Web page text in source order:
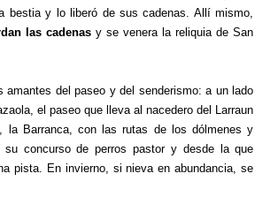
bestia y lo liberó de sus cadenas. Allí mismo,
las cadenas y se venera la reliquia de San
del paseo y del senderismo: a un lado
el paseo que lleva al nacedero del Larraun
Barranca, con las rutas de los dólmenes y
su concurso de perros pastor y desde la que
pista. En invierno, si nieva en abundancia, se